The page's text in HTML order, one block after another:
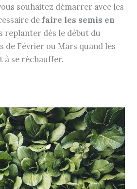
souhaitez démarrer avec les
de faire les semis en
replanter dès le début du
de Février ou Mars quand les
à se réchauffer.